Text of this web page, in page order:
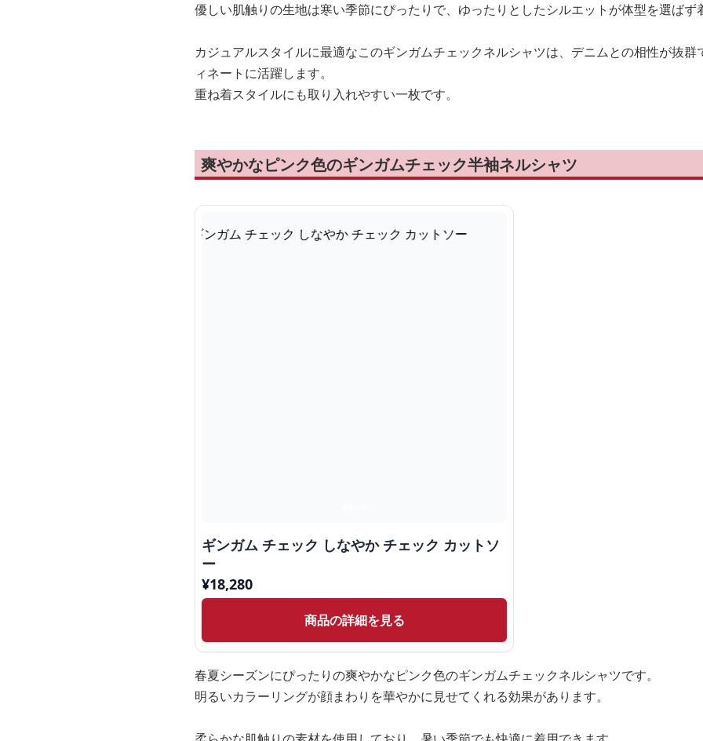
優しい肌触りの生地は寒い季節にぴったりで、ゆったりとしたシルエットが体型を選ばず
カジュアルスタイルに最適なこのギンガムチェックネルシャツは、デニムとの相性が抜
ィネートに活躍します。
重ね着スタイルにも取り入れやすい一枚です。
爽やかなピンク色のギンガムチェック半袖ネルシャツ
ギンガム チェック しなやか チェック カットソ
ー
¥18,280
商品の詳細を見る
春夏シーズンにぴったりの爽やかなピンク色のギンガムチェックネルシャツです。
明るいカラーリングが顔まわりを華やかに見せてくれる効果があります。